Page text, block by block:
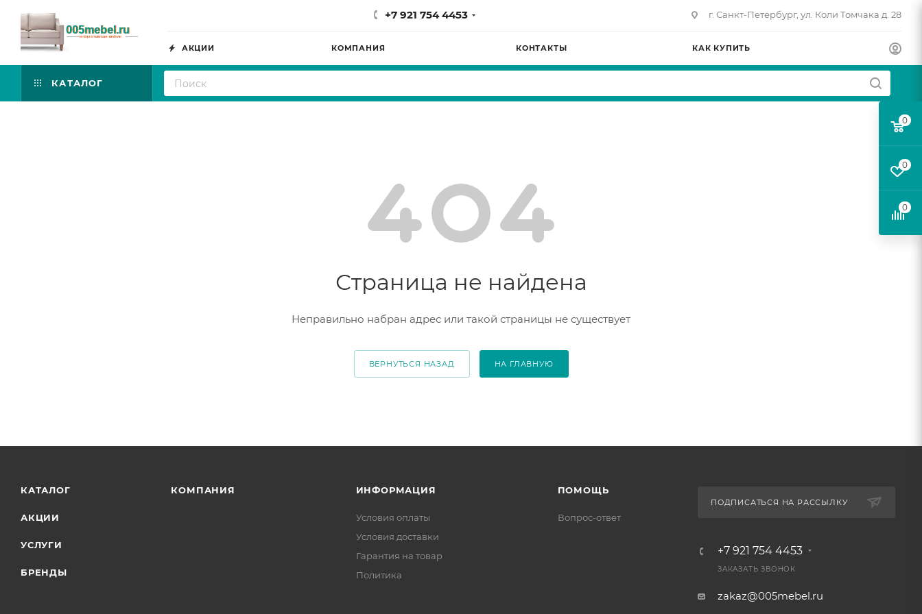
+7 921 754 4453 г. Санкт-Петербург, ул. Коли Томчака д. 28
АКЦИИ КОМПАНИЯ КОНТАКТЫ КАК КУПИТЬ
КАТАЛОГ
Страница не найдена
Неправильно набран адрес или такой страницы не существует
ВЕРНУТЬСЯ НАЗАД НА ГЛАВНУЮ
КАТАЛОГ
АКЦИИ
УСЛУГИ
БРЕНДЫ
КОМПАНИЯ ИНФОРМАЦИЯ
Условия оплаты
Условия доставки
Гарантия на товар
Политика
ПОМОЩЬ
Вопрос-ответ
ПОДПИСАТЬСЯ НА РАССЫЛКУ
+7 921 754 4453
ЗАКАЗАТЬ ЗВОНОК
zakaz@005mebel.ru
0
0
0